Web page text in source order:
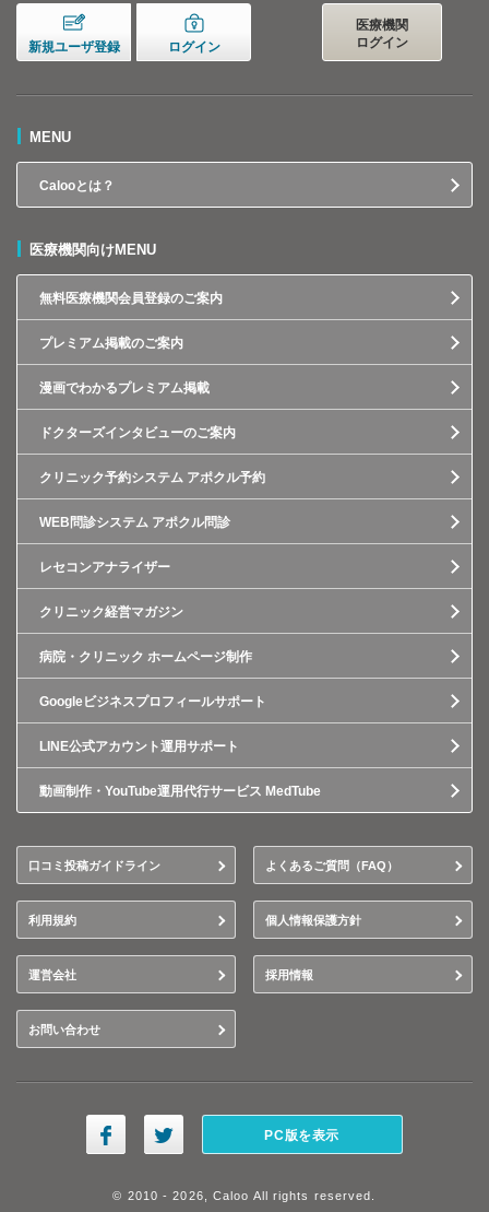
新規ユーザ登録 ログイン
医療機関
ログイン
MENU
Calooとは？
医療機関向けMENU
無料医療機関会員登録のご案内
プレミアム掲載のご案内
漫画でわかるプレミアム掲載
ドクターズインタビューのご案内
クリニック予約システム アポクル予約
WEB問診システム アポクル問診
レセコンアナライザー
クリニック経営マガジン
病院・クリニック ホームページ制作
Googleビジネスプロフィールサポート
LINE公式アカウント運用サポート
動画制作・YouTube運用代行サービス MedTube
口コミ投稿ガイドライン よくあるご質問（FAQ）
利用規約 個人情報保護方針
運営会社 採用情報
お問い合わせ
PC版を表示
© 2010 - 2026, Caloo All rights reserved.